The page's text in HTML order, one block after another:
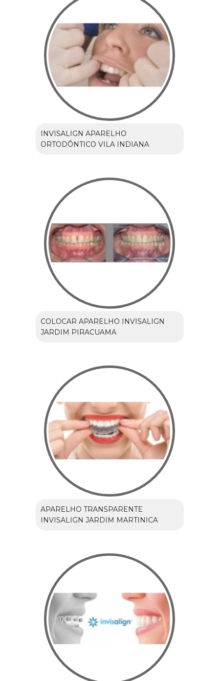
INVISALIGN APARELHO
ORTODÔNTICO VILA INDIANA
COLOCAR APARELHO INVISALIGN
JARDIM PIRACUAMA
APARELHO TRANSPARENTE
INVISALIGN JARDIM MARTINICA